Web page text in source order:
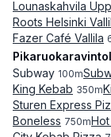
Lounaskahvila
Roots Helsinki
Fazer Café Vallila
Subway 100m
King Kebab 350m
Sturen Express
Boneless 750m